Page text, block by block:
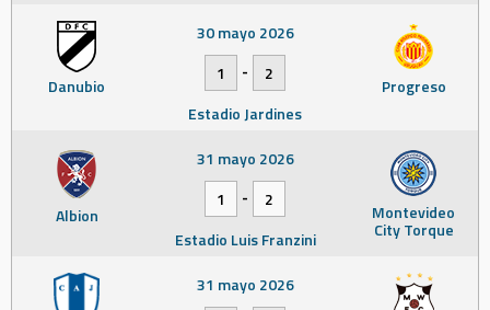
Danubio Progreso
30 mayo 2026
1
-
2
Estadio Jardines
Albion Montevideo
City Torque
31 mayo 2026
1
-
2
Estadio Luis Franzini
31 mayo 2026